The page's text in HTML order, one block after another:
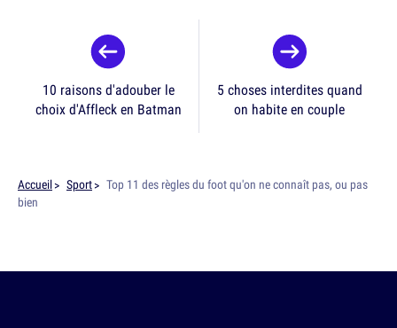
10 raisons d'adouber le
choix d'Affleck en Batman
5 choses interdites quand
on habite en couple
Accueil Sport
Top 11 des règles du foot qu'on ne connaît pas, ou pas
bien